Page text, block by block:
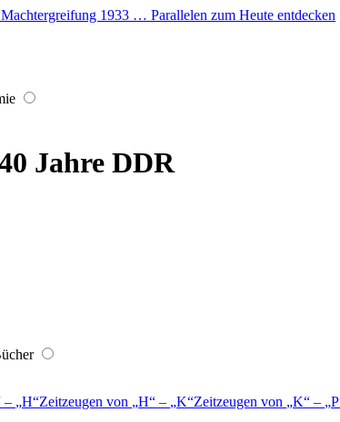
1933 … Parallelen zum Heute entdecken
– H Zeitzeugen von H – K Zeitzeugen von K – P
Jahre DDR